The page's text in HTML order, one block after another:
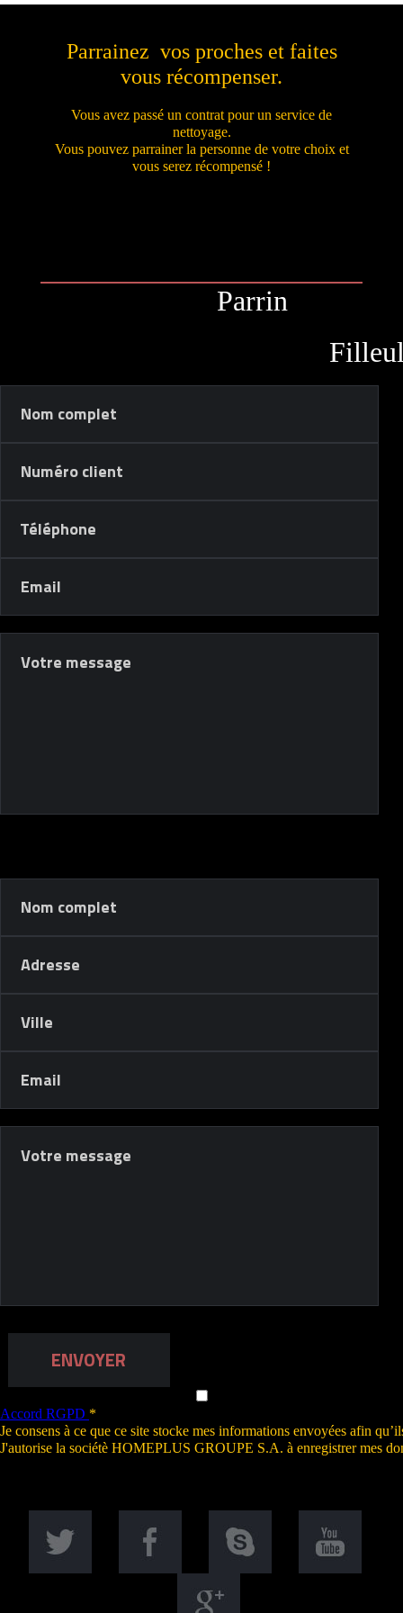
Parrainez vos proches et faites
vous récompenser.
Vous avez passé un contrat pour un service de
nettoyage.
Vous pouvez parrainer la personne de votre choix et
vous serez récompensé !
Parrin
ENVOYER
Accord RGPD *
Je consens à ce que ce site stocke mes informations envoyées afin
J'autorise la sociétè HOMEPLUS GROUPE S.A. à enregistrer mes